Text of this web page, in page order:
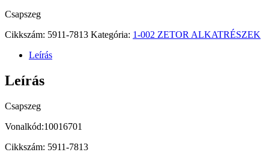
Csapszeg
Cikkszám: 5911-7813 Kategória: 1-002 ZETOR ALKATRÉSZEK
Leírás
Leírás
Csapszeg
Vonalkód:10016701
Cikkszám: 5911-7813